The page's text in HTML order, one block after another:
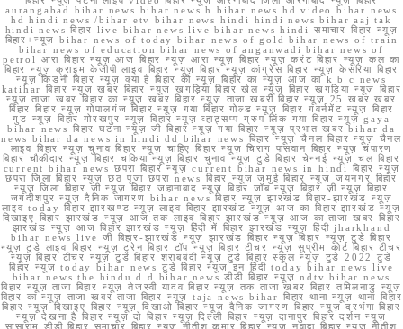
aurangabad bihar news bihar news h bihar news hd video bihar news
hd hindi news /bihar etv bihar news hindi hindi news bihar aaj tak
hindi news बिहार live bihar news live bihar news hindi समाचार बिहार न्यूज़
बिहार+न्यूज़ bihar news of today bihar news of gold bihar news of train
bihar news of education bihar news of anganwadi bihar news of
petrol आरा बिहार न्यूज़ आज बिहार न्यूज़ आरा न्यूज़ बिहार न्यूज़ करंट बिहार न्यूज़ कल का
बिहार न्यूज़ क्राइम केजीपी लाइव बिहार न्यूज़ बिहार न्यूज़ कांग्रेस बिहार न्यूज़ केसरिया बिहार
न्यूज़ किडनी बिहार न्यूज़ क्या है बिहार की न्यूज़ बिहार का न्यूज़ आज का k b c news
katihar बिहार न्यूज़ खबर बिहार न्यूज़ खगड़िया बिहार खेल न्यूज़ बिहार खगड़िया न्यूज़ बिहार
न्यूज़ ताजा खबर बिहार का न्यूज़ खबर बिहार न्यूज़ ताजा खबरी बिहार न्यूज़ 25 खबर खबर
बिहार बिहार न्यूज़ गोपालगंज बिहार न्यूज़ गया बिहार गोल्ड न्यूज़ बिहार गवर्नमेंट न्यूज़ बिहार
गुड न्यूज़ बिहार गोरखपुर न्यूज़ बिहार न्यूज़ व्हाट्सप्प ग्रुप लिंक गया बिहार न्यूज़ gaya
bihar news बिहार घटना न्यूज़ जी बिहार न्यूज़ गया बिहार न्यूज़ प्रभात खबर bihar da
news bihar da news in hindi dd bihar news बिहार न्यूज़ चैनल बिहार न्यूज़ चैनल
लाइव बिहार न्यूज़ चुनाव बिहार न्यूज़ चाहिए बिहार न्यूज़ चिराग पासवान बिहार न्यूज़ चंपारण
बिहार चौकीदार न्यूज़ बिहार चकिया न्यूज़ बिहार चुनाव न्यूज़ टुडे बिहार चेन्नई न्यूज़ चल बिहार
current bihar news छपरा बिहार न्यूज़ current bihar news in hindi बिहार न्यूज़
छपरा जिला बिहार न्यूज़ छठ पूजा छपरा news बिहार न्यूज़ जमुई बिहार न्यूज़ जयनगर बिहार
न्यूज़ जिला बिहार जी न्यूज़ बिहार जहानाबाद न्यूज़ बिहार जॉब न्यूज़ बिहार ज़ी न्यूज़ बिहार
जगदीशपुर न्यूज़ दैनिक जागरण bihar news बिहार न्यूज़ झारखंड बिहार-झारखंड न्यूज़
लाइव today बिहार झारखण्ड न्यूज़ लाइव बिहार झारखंड न्यूज़ आज का बिहार झारखंड न्यूज़
दिखाइए बिहार झारखंड न्यूज़ आज तक लाइव बिहार झारखंड न्यूज़ आज का ताजा खबर बिहार
झारखंड न्यूज़ आज बिहार झारखंड न्यूज़ हिंदी में बिहार झारखंड न्यूज़ हिंदी jharkhand
bihar news live जी बिहार-झारखंड न्यूज़ झारखंड बिहार न्यूज़ बिहार न्यूज़ टुडे बिहार
न्यूज़ टुडे लाइव बिहार न्यूज़ ट्रेन बिहार टॉप न्यूज़ बिहार टीचर न्यूज़ सुप्रीम कोर्ट बिहार टीचर
न्यूज़ बिहार टीचर न्यूज़ टुडे बिहार शराबबंदी न्यूज़ टुडे बिहार स्कूल न्यूज़ टुडे 2022 टुडे
बिहार न्यूज़ today bihar news टुडे बिहार न्यूज़ इन हिंदी today bihar news live
bihar news the hindu d d bihar news डीडी बिहार न्यूज़ ndtv bihar news
बिहार न्यूज़ ताजा बिहार न्यूज़ तेजस्वी यादव बिहार न्यूज़ तक ताजा खबर बिहार तमिलनाडु न्यूज़
बिहार का न्यूज़ ताजा खबर ताजा बिहार न्यूज़ taja news bihar बिहार थाना न्यूज़ थाना बिहार
बिहार न्यूज़ दिखाइए बिहार न्यूज़ दिखाओ बिहार न्यूज़ दैनिक जागरण बिहार न्यूज़ दरभंगा बिहार
न्यूज़ देखना है बिहार न्यूज़ दो बिहार न्यूज़ दिल्ली बिहार न्यूज़ दानापुर बिहार दर्शन न्यूज़
सासाराम डीडी बिहार समाचार बिहार न्यूज़ नीतीश कुमार बिहार न्यूज़ नवादा बिहार न्यूज़ नीतीश